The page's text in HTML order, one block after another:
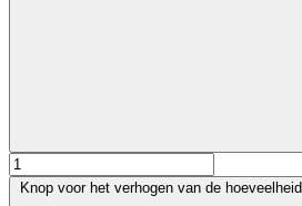
Knop voor het verhogen van de hoeveelheid